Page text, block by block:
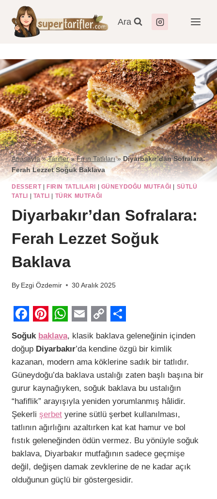
Ara
Anasayfa»Tarifler»Fırın Tatlıları»Diyarbakır’dan Sofralara:
Ferah Lezzet Soğuk Baklava
DESSERT| FIRIN TATLILARI GÜNEYDOĞU MUTFAĞI
SÜTLÜ
TATLI
TATLI TÜRK MUTFAĞI
Diyarbakır’dan Sofralara:
Ferah Lezzet Soğuk
Baklava
By Ezgi Özdemir 30 Aralık 2025
F
a
c
e
b
o
o
k
P
i
n
t
e
r
e
s
t
W
h
a
t
s
A
p
p
E
m
a
i
l
C
o
p
y
L
i
n
k
h
a
r
e
Soğuk baklava, klasik baklava geleneğinin içinden
doğup Diyarbakır’da kendine özgü bir kimlik
kazanan, modern ama köklerine sadık bir tatlıdır.
Güneydoğu’da baklava ustalığı zaten başlı başına bir
gurur kaynağıyken, soğuk baklava bu ustalığın
“hafiflik” arayışıyla yeniden yorumlanmış hâlidir.
Şekerli şerbet yerine sütlü şerbet kullanılması,
tatlının ağırlığını azaltırken kat kat hamur ve bol
fıstık geleneğinden ödün vermez. Bu yönüyle soğuk
baklava, Diyarbakır mutfağının sadece geçmişe
değil, değişen damak zevklerine de ne kadar açık
olduğunun güçlü bir göstergesidir.